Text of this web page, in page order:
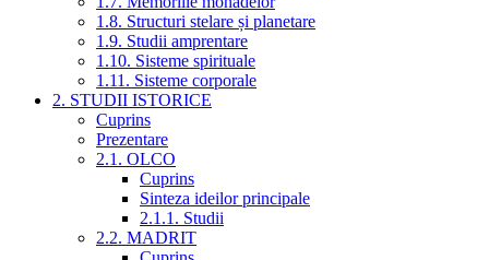
1.8. Structuri stelare și planetare
1.9. Studii amprentare
1.10. Sisteme spirituale
1.11. Sisteme corporale
2. STUDII ISTORICE
Cuprins
Prezentare
2.1. OLCO
Cuprins
Sinteza ideilor principale
2.1.1. Studii
2.2. MADRIT